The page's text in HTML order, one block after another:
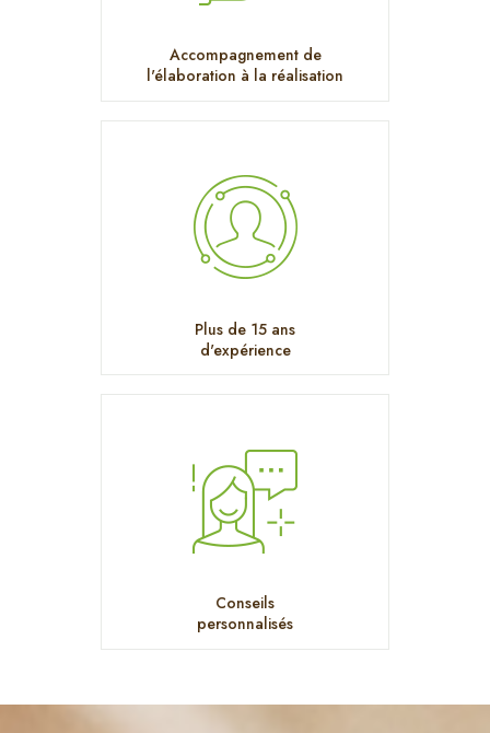
Accompagnement de
l'élaboration à la réalisation
Plus de 15 ans
d'expérience
Conseils
personnalisés